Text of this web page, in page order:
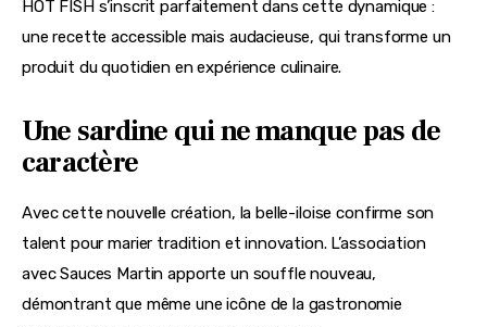
HOT FISH s’inscrit parfaitement dans cette dynamique :
une recette accessible mais audacieuse, qui transforme un
produit du quotidien en expérience culinaire.
Une sardine qui ne manque pas de
caractère
Avec cette nouvelle création, la belle-iloise confirme son
talent pour marier tradition et innovation. L’association
avec Sauces Martin apporte un souffle nouveau,
démontrant que même une icône de la gastronomie